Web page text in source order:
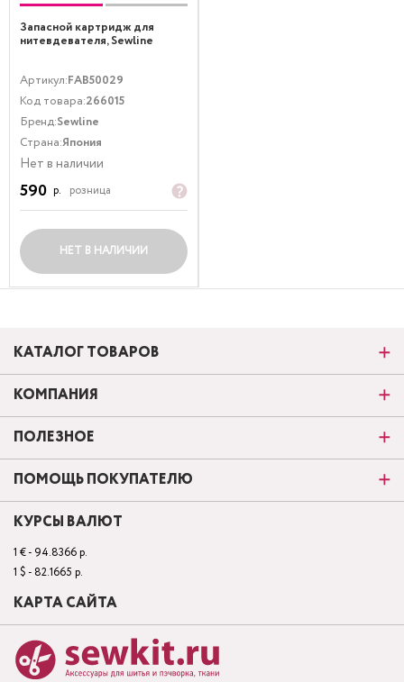
Запасной картридж для
нитевдевателя, Sewline
Артикул:FAB50029
Код товара:266015
Бренд:Sewline
Страна:Япония
Нет в наличии
590 р. розница
НЕТ В НАЛИЧИИ
КАТАЛОГ ТОВАРОВ
КОМПАНИЯ
ПОЛЕЗНОЕ
ПОМОЩЬ ПОКУПАТЕЛЮ
КУРСЫ ВАЛЮТ
1 € - 94.8366 р.
1 $ - 82.1665 р.
КАРТА САЙТА